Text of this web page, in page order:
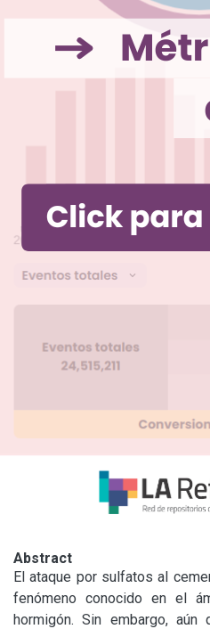
Abstract
El ataque por sulfatos al
fenómeno conocido en el
hormigón. Sin embargo,